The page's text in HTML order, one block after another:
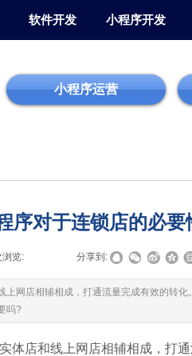
软件开发 小程序开发
小程序运营
序对于连锁店的必要
浏览: 分享到:
网店相辅相成，打通流量完成有效的转
吗?
体店和线上网店相辅相成，打